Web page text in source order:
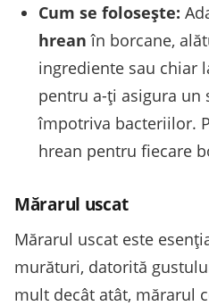
Cum se folosește:
hrean în borcane,
ingrediente sau chiar
pentru a-ți asigura un
împotriva bacteriilor.
hrean pentru fiecare
Mărarul uscat
Mărarul uscat este
murături, datorită
mult decât atât, mărarul